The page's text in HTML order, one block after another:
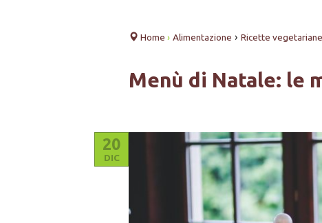
Home › Alimentazione › Ricette vegetariane
Menù di Natale: le
20
DIC